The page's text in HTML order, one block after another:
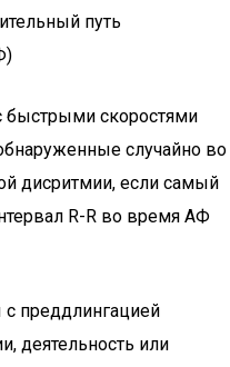
путь
скоростями
случайно во
дисритмии, если самый
R-R во время АФ
преддлингацией
деятельность или